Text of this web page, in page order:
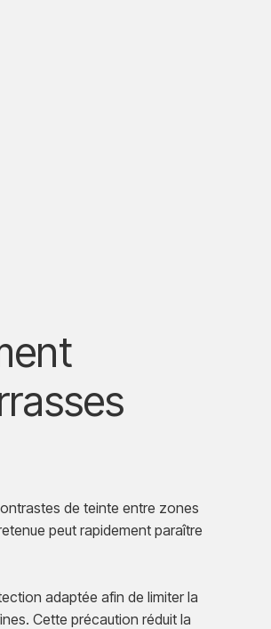
de teinte entre zones
peut rapidement paraître
adaptée afin de limiter la
Cette précaution réduit la